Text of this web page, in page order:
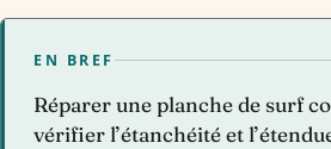
EN BREF
Réparer une planche de surf
vérifier l’étanchéité et